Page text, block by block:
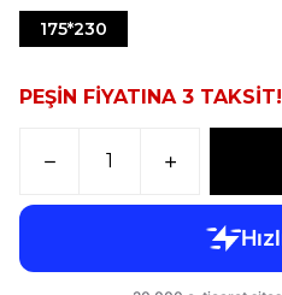
175*230
PEŞİN FİYATINA 3 TAKSİT!